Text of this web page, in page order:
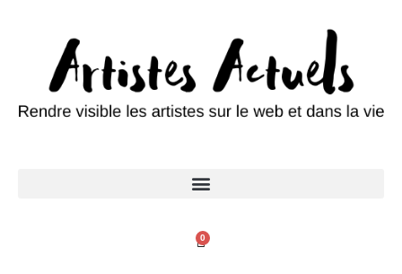
0